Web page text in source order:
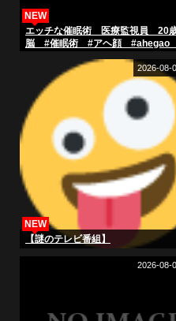
エッチな催眠術 医療監視員 20
脳 #催眠術 #アヘ顔 #ahegao
NEW
【謎のテレビ番組】
NEW
2026-08-
2026-08-